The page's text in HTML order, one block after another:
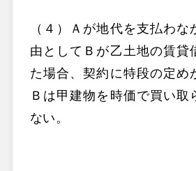
（４）Ａが地代を支払わな
由としてＢが乙土地の賃貸
た場合、契約に特段の定め
Ｂは甲建物を時価で買い取
ない。